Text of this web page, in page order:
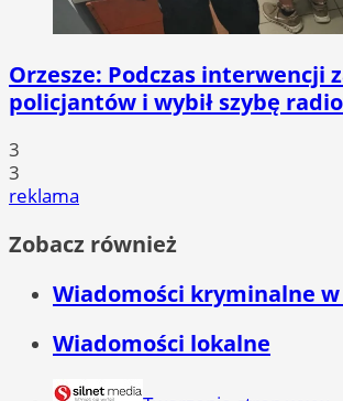
Orzesze: Podczas interwencji
policjantów i wybił szybę
3
3
reklama
Zobacz również
Wiadomości kryminalne w
Wiadomości lokalne